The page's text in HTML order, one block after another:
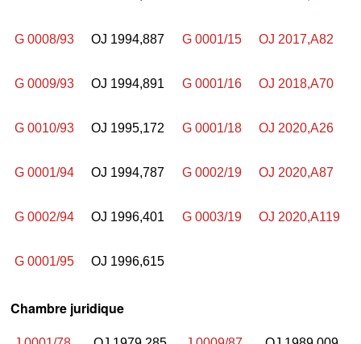
G 0008/93 OJ 1994,887 G 0001/15 OJ 2017,A82
G 0009/93 OJ 1994,891 G 0001/16 OJ 2018,A70
G 0010/93 OJ 1995,172 G 0001/18 OJ 2020,A26
G 0001/94 OJ 1994,787 G 0002/19 OJ 2020,A87
G 0002/94 OJ 1996,401 G 0003/19 OJ 2020,A119
G 0001/95 OJ 1996,615
Chambre juridique